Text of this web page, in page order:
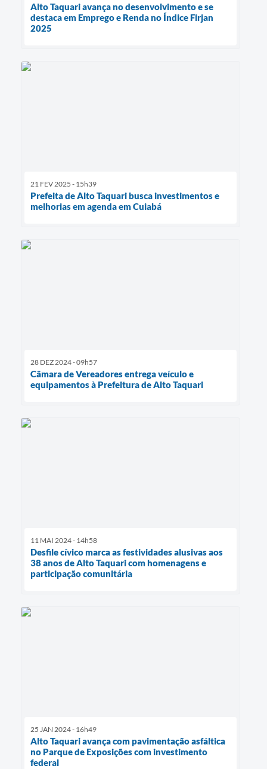
Alto Taquari avança no desenvolvimento e se
destaca em Emprego e Renda no Índice Firjan
2025
21 FEV 2025 - 15h39
Prefeita de Alto Taquari busca investimentos e
melhorias em agenda em Cuiabá
28 DEZ 2024 - 09h57
Câmara de Vereadores entrega veículo e
equipamentos à Prefeitura de Alto Taquari
11 MAI 2024 - 14h58
Desfile cívico marca as festividades alusivas aos
38 anos de Alto Taquari com homenagens e
participação comunitária
25 JAN 2024 - 16h49
Alto Taquari avança com pavimentação asfáltica
no Parque de Exposições com investimento
federal